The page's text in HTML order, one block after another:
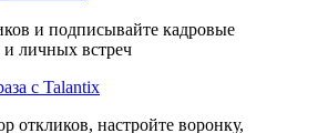
и подписывайте кадровые
и личных встреч
с Talantix
откликов, настройте воронку,